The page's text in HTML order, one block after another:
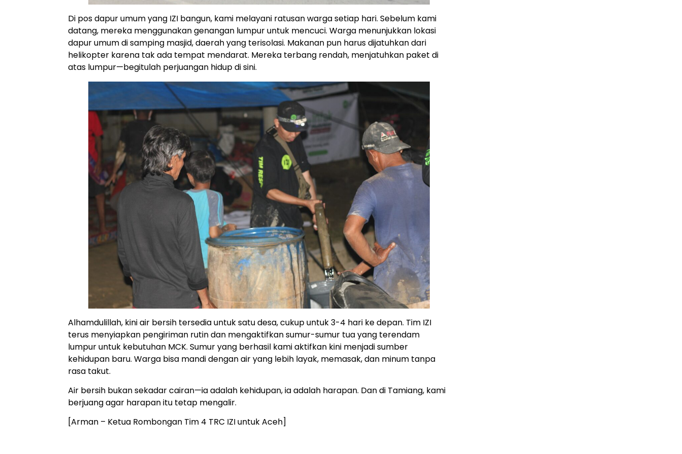
Di pos dapur umum yang IZI bangun, kami melayani ratusan warga setiap hari. Sebelum kami
datang, mereka menggunakan genangan lumpur untuk mencuci. Warga menunjukkan lokasi
dapur umum di samping masjid, daerah yang terisolasi. Makanan pun harus dijatuhkan dari
helikopter karena tak ada tempat mendarat. Mereka terbang rendah, menjatuhkan paket di
atas lumpur—begitulah perjuangan hidup di sini.
Alhamdulillah, kini air bersih tersedia untuk satu desa, cukup untuk 3-4 hari ke depan. Tim IZI
terus menyiapkan pengiriman rutin dan mengaktifkan sumur-sumur tua yang terendam
lumpur untuk kebutuhan MCK. Sumur yang berhasil kami aktifkan kini menjadi sumber
kehidupan baru. Warga bisa mandi dengan air yang lebih layak, memasak, dan minum tanpa
rasa takut.
Air bersih bukan sekadar cairan—ia adalah kehidupan, ia adalah harapan. Dan di Tamiang, kami
berjuang agar harapan itu tetap mengalir.
[Arman – Ketua Rombongan Tim 4 TRC IZI untuk Aceh]